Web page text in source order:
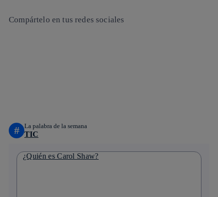
Compártelo en tus redes sociales
# La palabra de la semana
TIC
¿Quién es Carol Shaw?